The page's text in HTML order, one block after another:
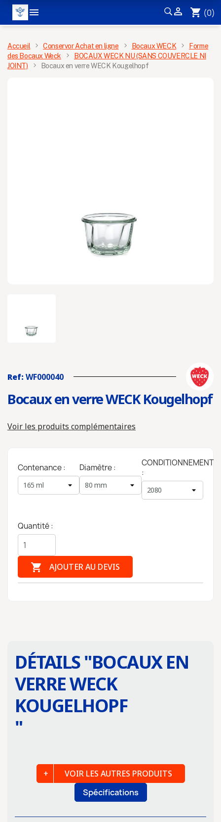
  shopping_cart (0)
MENU
Accueil Conservor Achat en ligne Bocaux WECK
Forme
des Bocaux Weck
BOCAUX WECK NU (SANS COUVERCLE NI
JOINT)
Bocaux en verre WECK Kougelhopf
Ref: WF000040
Bocaux en verre WECK Kougelhopf
Voir les produits complémentaires
Contenance : Diamètre :
CONDITIONNEMENT
:
Quantité :
 AJOUTER AU DEVIS
DÉTAILS "BOCAUX EN
VERRE WECK
KOUGELHOPF
"
Spécifications
VOIR LES AUTRES PRODUITS